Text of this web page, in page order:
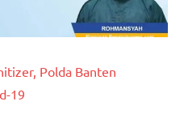
Polda Banten
19